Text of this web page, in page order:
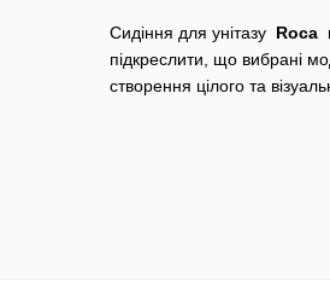
Сидіння для унітазу Roca
підкреслити, що вибрані
створення цілого та